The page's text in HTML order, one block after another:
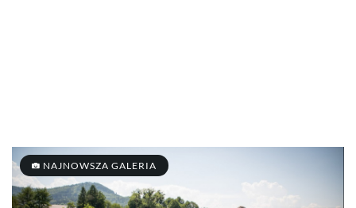
NAJNOWSZA GALERIA